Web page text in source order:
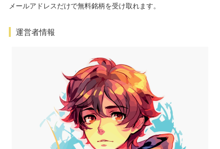
メールアドレスだけで無料銘柄を受け取れます。
運営者情報